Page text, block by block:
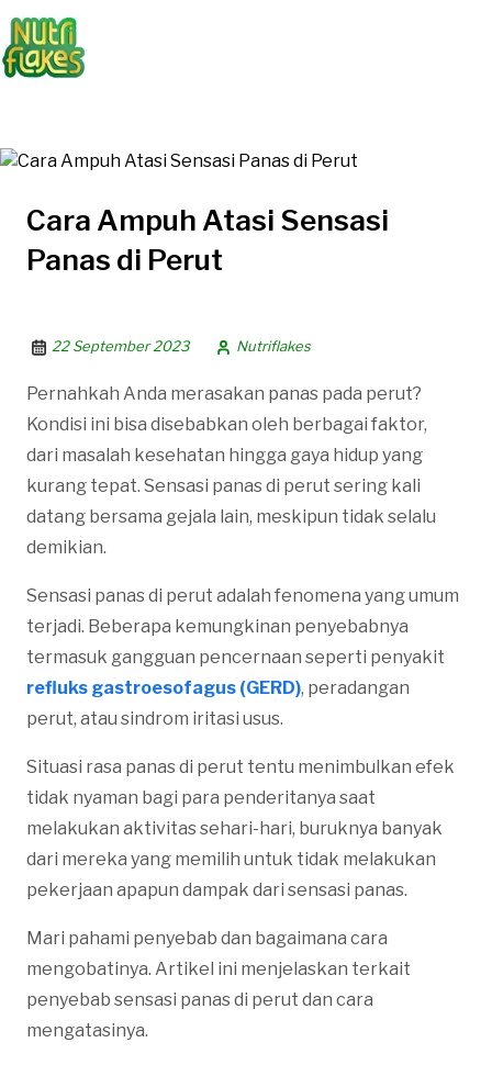
Cara Ampuh Atasi Sensasi
Panas di Perut
22 September 2023 Nutriflakes
Pernahkah Anda merasakan panas pada perut?
Kondisi ini bisa disebabkan oleh berbagai faktor,
dari masalah kesehatan hingga gaya hidup yang
kurang tepat. Sensasi panas di perut sering kali
datang bersama gejala lain, meskipun tidak selalu
demikian.
Sensasi panas di perut adalah fenomena yang umum
terjadi. Beberapa kemungkinan penyebabnya
termasuk gangguan pencernaan seperti penyakit
refluks gastroesofagus (GERD), peradangan
perut, atau sindrom iritasi usus.
Situasi rasa panas di perut tentu menimbulkan efek
tidak nyaman bagi para penderitanya saat
melakukan aktivitas sehari-hari, buruknya banyak
dari mereka yang memilih untuk tidak melakukan
pekerjaan apapun dampak dari sensasi panas.
Mari pahami penyebab dan bagaimana cara
mengobatinya. Artikel ini menjelaskan terkait
penyebab sensasi panas di perut dan cara
mengatasinya.